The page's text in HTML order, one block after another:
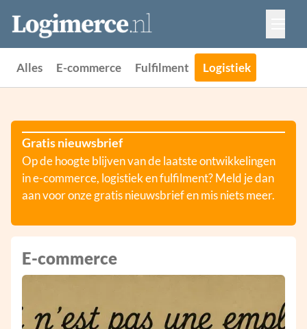
Vacatures
Events
Alles E-commerce Fulfilment Logistiek
Gratis nieuwsbrief
Op de hoogte blijven van de laatste ontwikkelingen
in e-commerce, logistiek en fulfilment? Meld je dan
aan voor onze gratis nieuwsbrief en mis niets meer.
E-commerce